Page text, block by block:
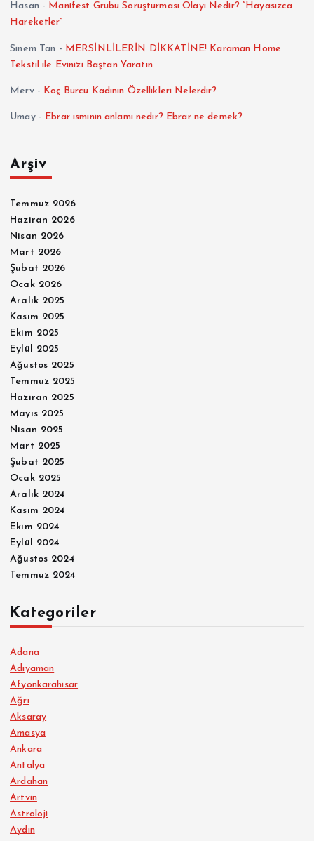
Hasan - Manifest Grubu Soruşturması Olayı Nedir? “Hayasızca
Hareketler”
Sinem Tan - MERSİNLİLERİN DİKKATİNE! Karaman Home
Tekstil ile Evinizi Baştan Yaratın
Merv- Koç Burcu Kadının Özellikleri Nelerdir?
Umay- Ebrar isminin anlamı nedir? Ebrar ne demek?
Arşiv
Temmuz 2026
Haziran 2026
Nisan 2026
Mart 2026
Şubat 2026
Ocak 2026
Aralık 2025
Kasım 2025
Ekim 2025
Eylül 2025
Ağustos 2025
Temmuz 2025
Haziran 2025
Mayıs 2025
Nisan 2025
Mart 2025
Şubat 2025
Ocak 2025
Aralık 2024
Kasım 2024
Ekim 2024
Eylül 2024
Ağustos 2024
Temmuz 2024
Kategoriler
Adana
Adıyaman
Afyonkarahisar
Ağrı
Aksaray
Amasya
Ankara
Antalya
Ardahan
Artvin
Astroloji
Aydın